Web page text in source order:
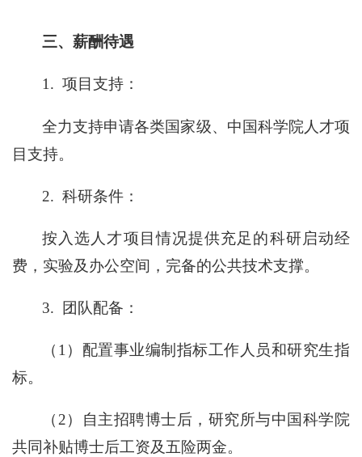
三、薪酬待遇
1. 项目支持：
全力支持申请各类国家级、中国科学院人才项
目支持。
2. 科研条件：
按入选人才项目情况提供充足的科研启动经
费，实验及办公空间，完备的公共技术支撑。
3. 团队配备：
（1）配置事业编制指标工作人员和研究生指
标。
（2）自主招聘博士后，研究所与中国科学院
共同补贴博士后工资及五险两金。